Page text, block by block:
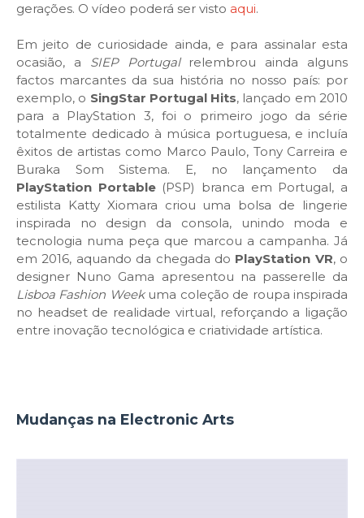
gerações. O vídeo poderá ser visto aqui.
Em jeito de curiosidade ainda, e para assinalar esta
ocasião, a SIEP Portugalrelembrou ainda alguns
factos marcantes da sua história no nosso país: por
exemplo, o SingStar Portugal Hits, lançado em 2010
para a PlayStation 3, foi o primeiro jogo da série
totalmente dedicado à música portuguesa, e incluía
êxitos de artistas como Marco Paulo, Tony Carreira e
Buraka Som Sistema. E, no lançamento da
PlayStation Portable(PSP) branca em Portugal, a
estilista Katty Xiomara criou uma bolsa de lingerie
inspirada no design da consola, unindo moda e
tecnologia numa peça que marcou a campanha. Já
em 2016, aquando da chegada do PlayStation VR, o
designer Nuno Gama apresentou na passerelle da
Lisboa Fashion Weekuma coleção de roupa inspirada
no headset de realidade virtual, reforçando a ligação
entre inovação tecnológica e criatividade artística.
Mudanças na Electronic Arts